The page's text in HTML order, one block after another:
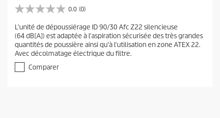
0.0 (0)
0
0
s
u
r
é
L'unité de dépoussiérage ID 90/30 Afc Z22 silencieuse
(64 dB[A]) est adaptée à l'aspiration sécurisée des très grandes
quantités de poussière ainsi qu'à l'utilisation en zone ATEX 22.
Avec décolmatage électrique du filtre.
Comparer